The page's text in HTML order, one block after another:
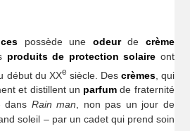
possède une odeurde crème
produits de protection solaire ont
début du XXe siècle. Des crèmes, qui
et distillent un parfum de fraternité
dans Rain man, non pas un jour de
soleil – par un cadet qui prend soin